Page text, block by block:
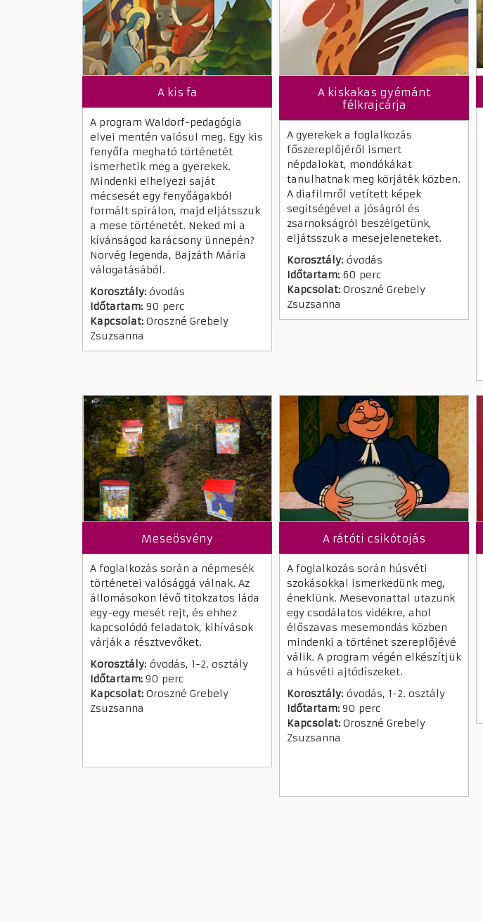
A kis fa
A program Waldorf-pedagógia
elvei mentén valósul meg. Egy kis
fenyőfa megható történetét
ismerhetik meg a gyerekek.
Mindenki elhelyezi saját
mécsesét egy fenyőágakból
formált spirálon, majd eljátsszuk
a mese történetét. Neked mi a
kívánságod karácsony ünnepén?
Norvég legenda, Bajzáth Mária
válogatásából.
Korosztály: óvodás
Időtartam: 90 perc
Kapcsolat: Oroszné Grebely
Zsuzsanna
A kiskakas gyémánt
félkrajcárja
A gyerekek a foglalkozás
főszereplőjéről ismert
népdalokat, mondókákat
tanulhatnak meg körjáték közben.
A diafilmről vetített képek
segítségével a jóságról és
zsarnokságról beszélgetünk,
eljátsszuk a mesejeleneteket.
Korosztály: óvodás
Időtartam: 60 perc
Kapcsolat: Oroszné Grebely
Zsuzsanna
Meseösvény
A foglalkozás során a népmesék
történetei valósággá válnak. Az
állomásokon lévő titokzatos láda
egy-egy mesét rejt, és ehhez
kapcsolódó feladatok, kihívások
várják a résztvevőket.
Korosztály: óvodás, 1-2. osztály
Időtartam: 90 perc
Kapcsolat: Oroszné Grebely
Zsuzsanna
A rátóti csikótojás
A foglalkozás során húsvéti
szokásokkal ismerkedünk meg,
éneklünk. Mesevonattal utazunk
egy csodálatos vidékre, ahol
élőszavas mesemondás közben
mindenki a történet szereplőjévé
válik. A program végén elkészítjük
a húsvéti ajtódíszeket.
Korosztály: óvodás, 1-2. osztály
Időtartam: 90 perc
Kapcsolat: Oroszné Grebely
Zsuzsanna